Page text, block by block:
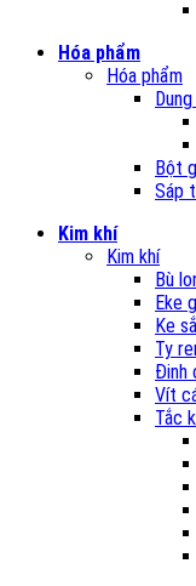
Hóa phẩm
Hóa phẩm
Bột
Sáp
Kim khí
Kim khí
Bù
Eke
Ke
Ty
Đinh
Vít
Tắc